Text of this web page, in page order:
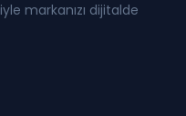
markanızı dijitalde